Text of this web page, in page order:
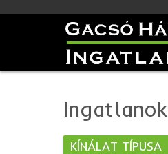
Ingatlanok
KÍNÁLAT TÍPUSA